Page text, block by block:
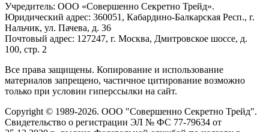
Учредитель: ООО «Совершенно Секретно Трейд».
Юридический адрес: 360051, Кабардино-Балкарская Респ., г.
Нальчик, ул. Пачева, д. 36
Почтовый адрес: 127247, г. Москва, Дмитровское шоссе, д.
100, стр. 2
Все права защищены. Копирование и использование
материалов запрещено, частичное цитирование возможно
только при условии гиперссылки на сайт.
Copyright © 1989-2026. ООО "Совершенно Секретно Трейд".
Свидетельство о регистрации ЭЛ № ФС 77-79634 от